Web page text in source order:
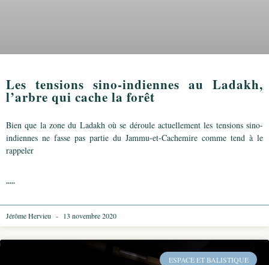
Les tensions sino-indiennes au Ladakh,
l’arbre qui cache la forêt
Bien que la zone du Ladakh où se déroule actuellement les tensions sino-
indiennes ne fasse pas partie du Jammu-et-Cachemire comme tend à le
rappeler
.....
Jérôme Hervieu 13 novembre 2020
ESPACE ET BALISTIQUE